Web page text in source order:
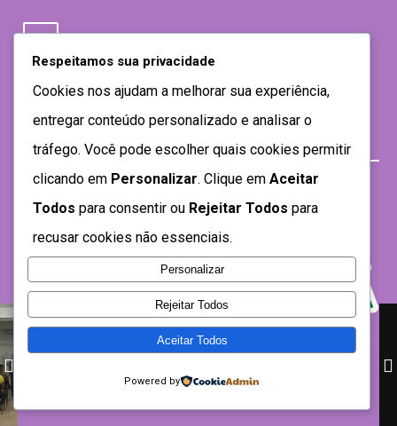
Respeitamos sua privacidade
Cookies nos ajudam a melhorar sua experiência,
entregar conteúdo personalizado e analisar o
tráfego. Você pode escolher quais cookies permitir
clicando em Personalizar. Clique em Aceitar
Todos para consentir ou Rejeitar Todos para
recusar cookies não essenciais.
Personalizar
Rejeitar Todos
Aceitar Todos
Powered by